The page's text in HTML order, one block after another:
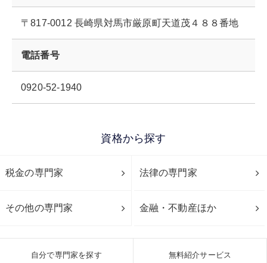
〒817-0012 長崎県対馬市厳原町天道茂４８８番地
電話番号
0920-52-1940
資格から探す
税金の専門家 法律の専門家
その他の専門家 金融・不動産ほか
自分で専門家を探す 無料紹介サービス